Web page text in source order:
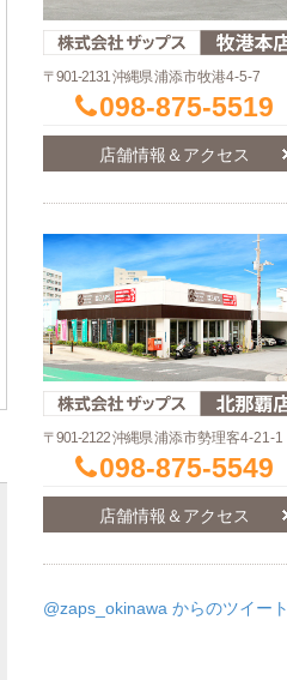
〒901-2131 沖縄県浦添市牧港4-5-7
098-875-5519
店舗情報＆アクセス
〒901-2122 沖縄県浦添市勢理客4-21-1
098-875-5549
店舗情報＆アクセス
@zaps_okinawa からのツイート